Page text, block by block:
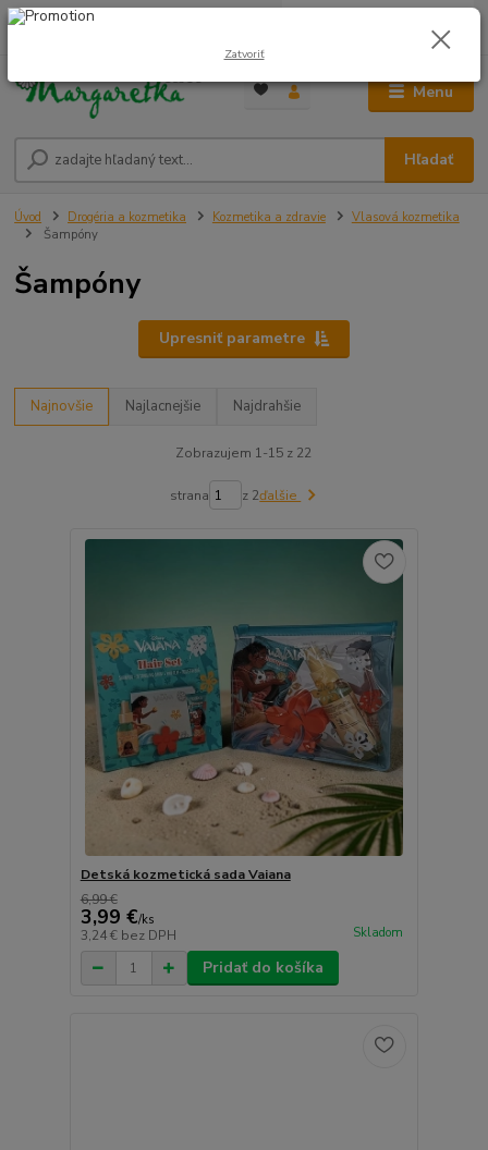
Menu
Hľadať
0948 236 042
0,00 €
Úvod Drogéria a kozmetika Kozmetika a zdravie
Vlasová kozmetika
Šampóny
Šampóny
Upresniť parametre
Najnovšie Najlacnejšie Najdrahšie
Zobrazujem 1-15 z 22
strana z 2ďalšie
Detská kozmetická sada Vaiana
6,99 €
3,99 €/ks
3,24 € bez DPH Skladom
Pridať do košíka
Zatvoriť